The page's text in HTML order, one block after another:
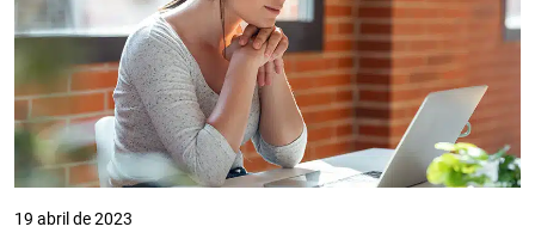
19 abril de 2023